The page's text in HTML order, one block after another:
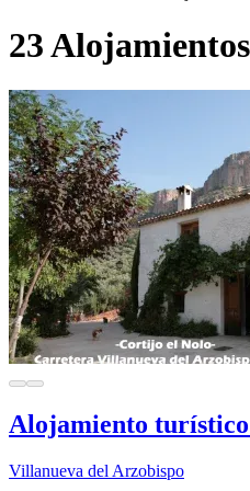
23
Alojamiento
Villanueva del Arzobispo